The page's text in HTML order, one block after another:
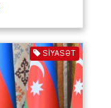
SIYASƏT